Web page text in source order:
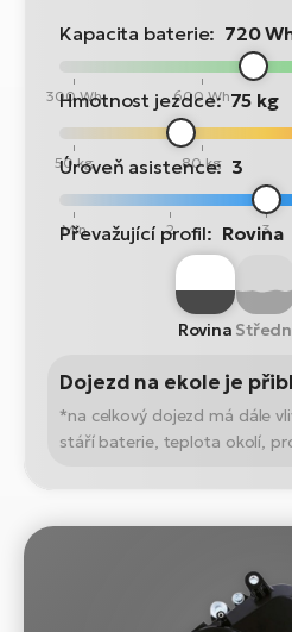
Kapacita baterie: 720
300 Wh 600 Wh
Hmotnost jezdce: 75 kg
50 kg 80 kg
Úroveň asistence: 3
Min 2 3
Převažující profil: Rovina
Rovina
Dojezd na ekole je
*na celkový dojezd má dále
stáří baterie, teplota okolí,